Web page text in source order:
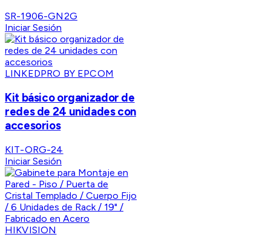
SR-1906-GN2G
Iniciar Sesión
LINKEDPRO BY EPCOM
Kit básico organizador de
redes de 24 unidades con
accesorios
KIT-ORG-24
Iniciar Sesión
HIKVISION